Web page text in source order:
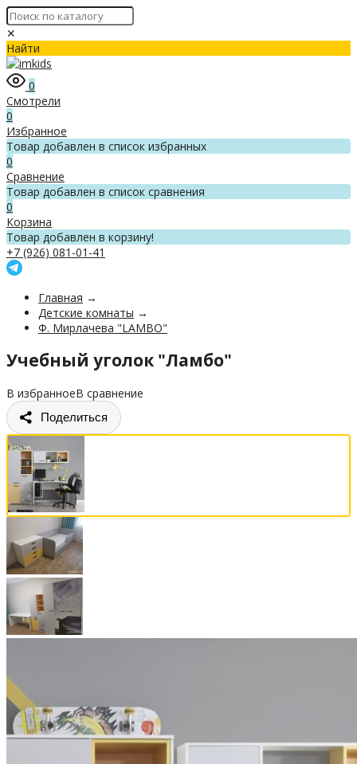
✕
Найти
0
Смотрели
0
Избранное
Товар добавлен в список избранных
0
Сравнение
Товар добавлен в список сравнения
0
Корзина
Товар добавлен в корзину!
+7 (926) 081-01-41
Главная →
Детские комнаты →
Ф. Мирлачева "LAMBO"
Учебный уголок "Ламбо"
В избранноеВ сравнение
Поделиться